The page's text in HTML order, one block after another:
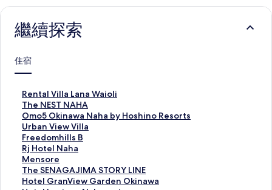
繼續探索
住宿
Rental Villa Lana Waioli
R
e
n
t
a
l
V
i
l
The NEST NAHA
T
h
e
N
E
S
T
N
Omo5 Okinawa Naha by Hoshino Resorts
O
m
o
5
O
k
i
Urban View Villa
U
r
b
a
n
V
Freedomhills B
F
r
e
e
d
Rj Hotel Naha
R
j
H
o
Mensore
M
e
n
The SENAGAJIMA STORY LINE
T
h
Hotel GranView Garden Okinawa
H